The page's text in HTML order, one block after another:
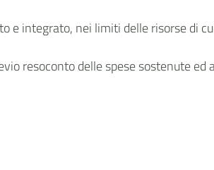
e integrato, nei limiti delle risorse di
resoconto delle spese sostenute